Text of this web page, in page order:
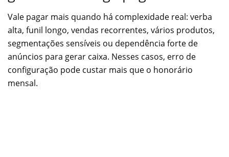
Vale pagar mais quando há complexidade real: verba
alta, funil longo, vendas recorrentes, vários produtos,
segmentações sensíveis ou dependência forte de
anúncios para gerar caixa. Nesses casos, erro de
configuração pode custar mais que o honorário
mensal.